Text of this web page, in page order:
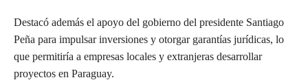
Destacó además el apoyo del gobierno del presidente Santiago
Peña para impulsar inversiones y otorgar garantías jurídicas, lo
que permitiría a empresas locales y extranjeras desarrollar
proyectos en Paraguay.